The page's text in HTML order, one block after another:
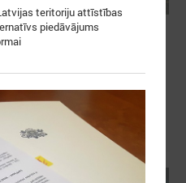
pārvadājumus
organizētus sabiedriskā
teritoriju attīstības
piedāvājums